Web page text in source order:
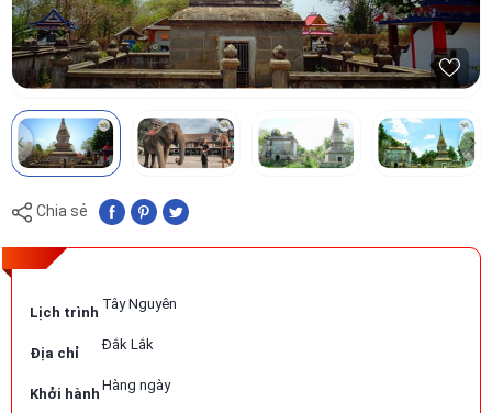
Chia sẻ
Lịch trình
Tây Nguyên
Địa chỉ
Đắk Lắk
Khởi hành
Hàng ngày